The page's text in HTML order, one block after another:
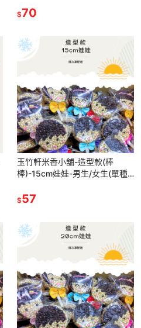
$70
玉竹軒米香小舖-造型款(棒
棒)-15cm娃娃-男生/女生(單種
$57